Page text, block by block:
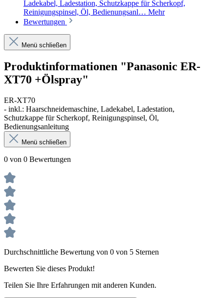
Ladekabel, Ladestation, Schutzkappe für Scherkopf,
Reinigungspinsel, Öl, Bedienungsanl… Mehr
Bewertungen
Menü schließen
Produktinformationen "Panasonic ER-
XT70 +Ölspray"
ER-XT70
- inkl.: Haarschneidemaschine, Ladekabel, Ladestation,
Schutzkappe für Scherkopf, Reinigungspinsel, Öl,
Bedienungsanleitung
Menü schließen
0 von 0 Bewertungen
Durchschnittliche Bewertung von 0 von 5 Sternen
Bewerten Sie dieses Produkt!
Teilen Sie Ihre Erfahrungen mit anderen Kunden.